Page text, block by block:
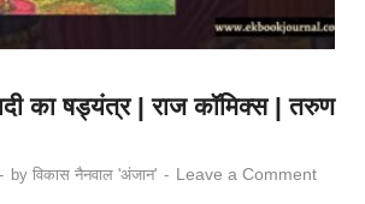
का षड्यंत्र | राज कॉमिक्स | तरुण
- by विकास नैनवाल 'अंजान' - Leave a Comment